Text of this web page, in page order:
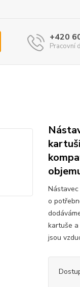
+420
Pracovní
o
kartuše
jsou